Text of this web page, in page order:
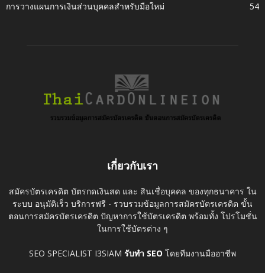
การวางแผนการเงินส่วนบุคคลสำหรับมือใหม่
54
เกี่ยวกับเรา
สมัครบัตรเครดิต บัตรกดเงินสด และ สินเชื่อบุคคล ของทุกธนาคาร ใน
ระบบ อนุมัติเร็ว บริการฟรี - รวบรวมข้อมูลการสมัครบัตรเครดิต ขั้น
ตอนการสมัครบัตรเครดิต ปัญหาการใช้บัตรเครดิต พร้อมทั้ง โปรโมชั่น
ในการใช้บัตรต่าง ๆ
SEO SPECIALIST I3SIAM รับทำ SEO โดยทีมงานมืออาชีพ